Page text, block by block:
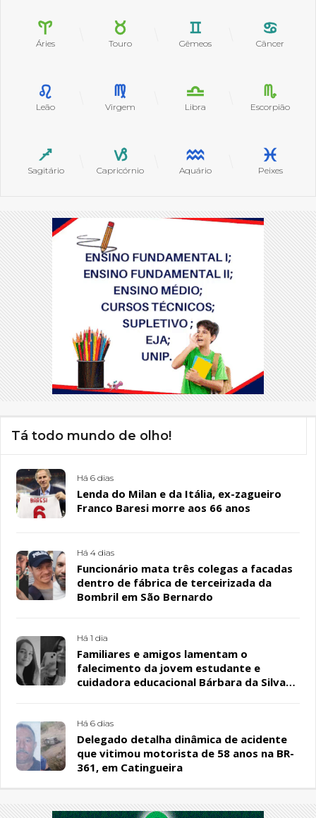
Áries Touro Gêmeos Câncer
Leão Virgem Libra Escorpião
Sagitário Capricórnio Aquário Peixes
Tá todo mundo de olho!
Há 6 dias
Lenda do Milan e da Itália, ex-zagueiro
Franco Baresi morre aos 66 anos
Há 4 dias
Funcionário mata três colegas a facadas
dentro de fábrica de terceirizada da
Bombril em São Bernardo
Há 1 dia
Familiares e amigos lamentam o
falecimento da jovem estudante e
cuidadora educacional Bárbara da Silva
Há 6 dias
Delegado detalha dinâmica de acidente
que vitimou motorista de 58 anos na BR-
361, em Catingueira